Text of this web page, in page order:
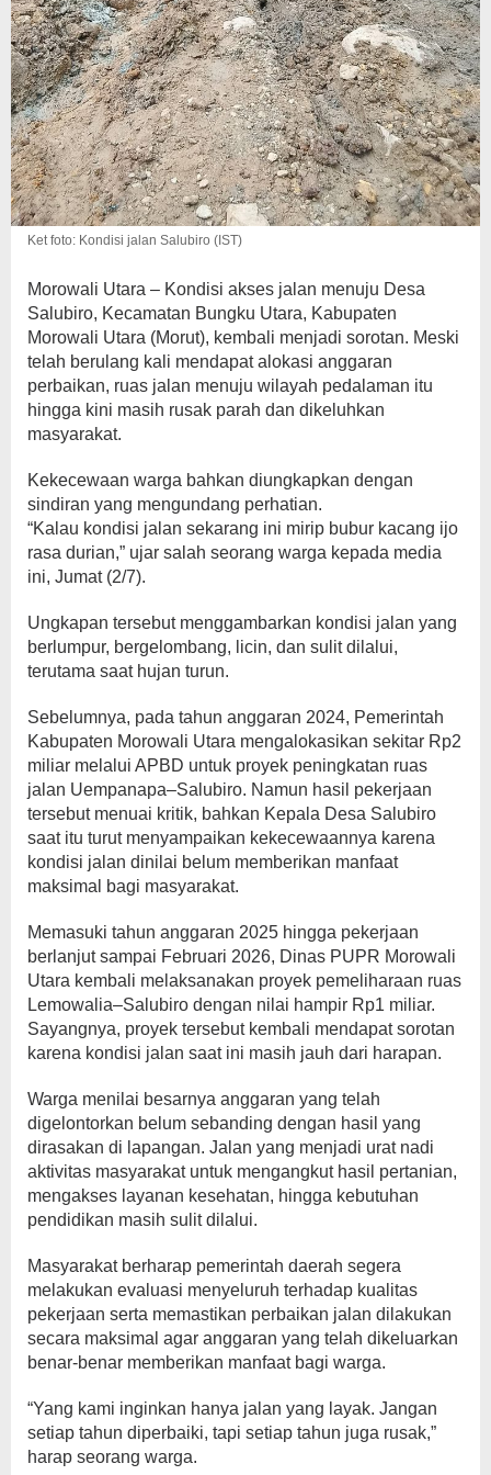
Ket foto: Kondisi jalan Salubiro (IST)
Morowali Utara – Kondisi akses jalan menuju Desa
Salubiro, Kecamatan Bungku Utara, Kabupaten
Morowali Utara (Morut), kembali menjadi sorotan. Meski
telah berulang kali mendapat alokasi anggaran
perbaikan, ruas jalan menuju wilayah pedalaman itu
hingga kini masih rusak parah dan dikeluhkan
masyarakat.
Kekecewaan warga bahkan diungkapkan dengan
sindiran yang mengundang perhatian.
“Kalau kondisi jalan sekarang ini mirip bubur kacang ijo
rasa durian,” ujar salah seorang warga kepada media
ini, Jumat (2/7).
Ungkapan tersebut menggambarkan kondisi jalan yang
berlumpur, bergelombang, licin, dan sulit dilalui,
terutama saat hujan turun.
Sebelumnya, pada tahun anggaran 2024, Pemerintah
Kabupaten Morowali Utara mengalokasikan sekitar Rp2
miliar melalui APBD untuk proyek peningkatan ruas
jalan Uempanapa–Salubiro. Namun hasil pekerjaan
tersebut menuai kritik, bahkan Kepala Desa Salubiro
saat itu turut menyampaikan kekecewaannya karena
kondisi jalan dinilai belum memberikan manfaat
maksimal bagi masyarakat.
Memasuki tahun anggaran 2025 hingga pekerjaan
berlanjut sampai Februari 2026, Dinas PUPR Morowali
Utara kembali melaksanakan proyek pemeliharaan ruas
Lemowalia–Salubiro dengan nilai hampir Rp1 miliar.
Sayangnya, proyek tersebut kembali mendapat sorotan
karena kondisi jalan saat ini masih jauh dari harapan.
Warga menilai besarnya anggaran yang telah
digelontorkan belum sebanding dengan hasil yang
dirasakan di lapangan. Jalan yang menjadi urat nadi
aktivitas masyarakat untuk mengangkut hasil pertanian,
mengakses layanan kesehatan, hingga kebutuhan
pendidikan masih sulit dilalui.
Masyarakat berharap pemerintah daerah segera
melakukan evaluasi menyeluruh terhadap kualitas
pekerjaan serta memastikan perbaikan jalan dilakukan
secara maksimal agar anggaran yang telah dikeluarkan
benar-benar memberikan manfaat bagi warga.
“Yang kami inginkan hanya jalan yang layak. Jangan
setiap tahun diperbaiki, tapi setiap tahun juga rusak,”
harap seorang warga.